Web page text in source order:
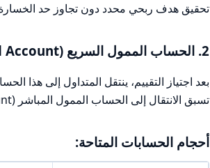
تحقيق هدف ربحي محدد دون تجاوز حد الخسارة
2. الحساب الممول السريع (Express Funded Account)
بعد اجتياز التقييم، ينتقل المتداول إلى
تسبق الانتقال إلى الحساب الممول المباشر (Live Funded Account).
أحجام الحسابات المتاحة: